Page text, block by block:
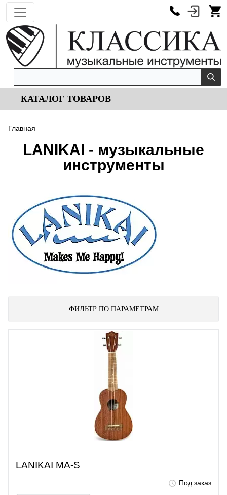
КАТАЛОГ ТОВАРОВ
Главная
LANIKAI - музыкальные
инструменты
ФИЛЬТР ПО ПАРАМЕТРАМ
LANIKAI MA-S
Под заказ